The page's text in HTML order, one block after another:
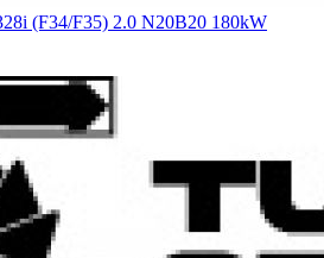
(F34/F35) 2.0 N20B20 180kW